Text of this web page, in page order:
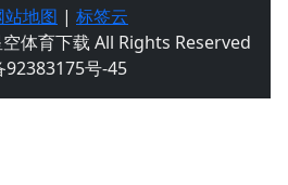
站地图 | 标签云
体育下载 All Rights Reserved
92383175号-45